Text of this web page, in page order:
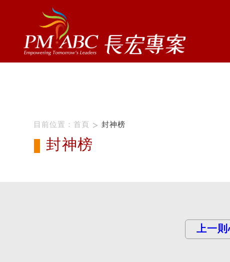
Scategory=1
ProName2=PMP
目前位置：首頁 封神榜
封神榜
上一